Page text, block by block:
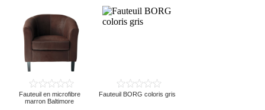
Fauteuil en microfibre
marron Baltimore
Fauteuil BORG coloris gris